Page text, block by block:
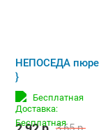
НЕПОСЕДА пюре
}
Бесплатная